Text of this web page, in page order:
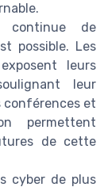
continue de
possible. Les
leurs
leur
conférences et
permettent
de cette
cyber de plus